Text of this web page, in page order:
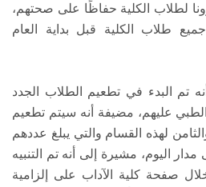
لطلاب الكلية حفاظًا على صحتهم،
طلاب الكلية قبل بداية العام
تم البدء في تطعيم الطلاب الجدد
عليهم، مضيفة أنه سيتم تطعيم
لهذه القسام والتي يبلغ عددهم
على مدار اليوم، مشيرة إلى أنه تم التنبيه
صفحة كلية الآداب على إلزامية